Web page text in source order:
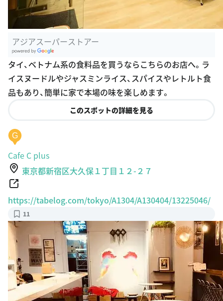
アジアスーパーストアー
oogle Plac
es
タイ、ベトナム系の食料品を買うならこちらのお店へ。ラ
イスヌードルやジャスミンライス、スパイスやレトルト食
品もあり、簡単に家で本場の味を楽しめます。
このスポットの詳細を見る
G
Cafe C plus
東京都新宿区大久保１丁目１２-２７
https://tabelog.com/tokyo/A1304/A130404/13225046/
11